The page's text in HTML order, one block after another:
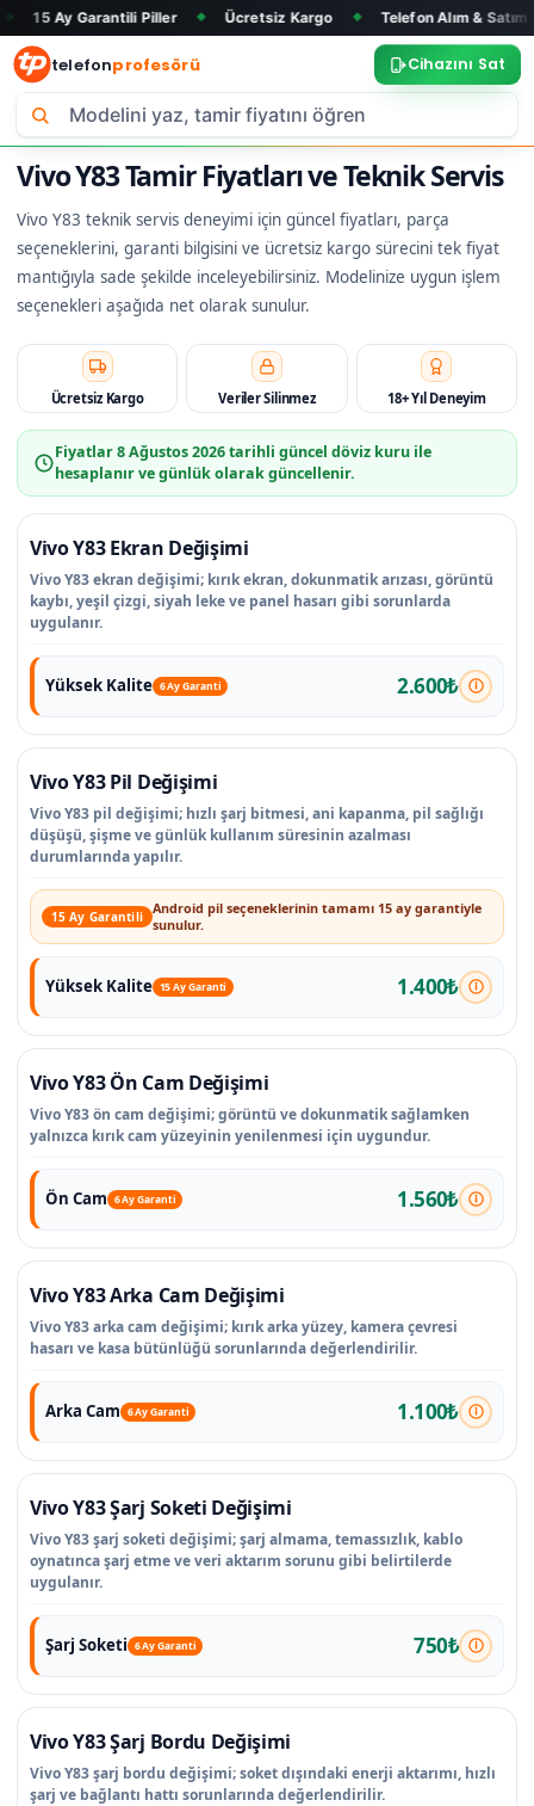
Piller ◆ Ücretsiz Kargo ◆ Telefon Alım & Satım ◆ Tüm
telefonprofesörü Cihazını Sat
Vivo Y83 Tamir Fiyatları ve Teknik Servis
Vivo Y83 teknik servis deneyimi için güncel fiyatları, parça
seçeneklerini, garanti bilgisini ve ücretsiz kargo sürecini tek fiyat
mantığıyla sade şekilde inceleyebilirsiniz. Modelinize uygun işlem
seçenekleri aşağıda net olarak sunulur.
Ücretsiz Kargo Veriler Silinmez 18+ Yıl Deneyim
Fiyatlar8 Ağustos 2026tarihli güncel döviz kuru ile
hesaplanır ve günlük olarak güncellenir.
Vivo Y83 Ekran Değişimi
Vivo Y83 ekran değişimi; kırık ekran, dokunmatik arızası, görüntü
kaybı, yeşil çizgi, siyah leke ve panel hasarı gibi sorunlarda
uygulanır.
Yüksek Kalite 6 Ay Garanti 2.600₺
Vivo Y83 Pil Değişimi
Vivo Y83 pil değişimi; hızlı şarj bitmesi, ani kapanma, pil sağlığı
düşüşü, şişme ve günlük kullanım süresinin azalması
durumlarında yapılır.
15 Ay Garantili Android pil seçeneklerinin tamamı 15 ay garantiyle
sunulur.
Yüksek Kalite 15 Ay Garanti 1.400₺
Vivo Y83 Ön Cam Değişimi
Vivo Y83 ön cam değişimi; görüntü ve dokunmatik sağlamken
yalnızca kırık cam yüzeyinin yenilenmesi için uygundur.
Ön Cam 6 Ay Garanti 1.560₺
Vivo Y83 Arka Cam Değişimi
Vivo Y83 arka cam değişimi; kırık arka yüzey, kamera çevresi
hasarı ve kasa bütünlüğü sorunlarında değerlendirilir.
Arka Cam 6 Ay Garanti 1.100₺
Vivo Y83 Şarj Soketi Değişimi
Vivo Y83 şarj soketi değişimi; şarj almama, temassızlık, kablo
oynatınca şarj etme ve veri aktarım sorunu gibi belirtilerde
uygulanır.
Şarj Soketi 6 Ay Garanti 750₺
Vivo Y83 Şarj Bordu Değişimi
Vivo Y83 şarj bordu değişimi; soket dışındaki enerji aktarımı, hızlı
şarj ve bağlantı hattı sorunlarında değerlendirilir.